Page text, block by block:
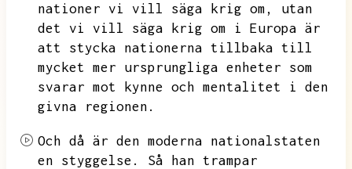
nationer vi vill säga krig om,
utan
det vi vill säga krig om i Europa är
att stycka nationerna tillbaka till
mycket mer ursprungliga enheter som
svarar mot kynne och mentalitet i den
givna regionen.
Och då är den moderna nationalstaten
en styggelse.
Så han trampar